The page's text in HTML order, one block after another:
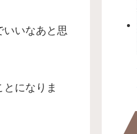
いいなあと思
とになりま